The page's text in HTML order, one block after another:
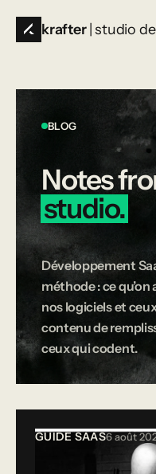
krafter | studio
BLOG
Notes
studio.
Développement
méthode : ce
nos logiciels et
contenu de
ceux qui codent.
GUIDE SAAS6 août